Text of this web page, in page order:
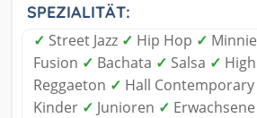
SPEZIALITÄT:
✓ Street Jazz ✓ Hip Hop ✓
Fusion ✓ Bachata ✓ Salsa ✓
Reggaeton ✓ Hall Contemporary
Kinder ✓ Junioren ✓ Erwachsene